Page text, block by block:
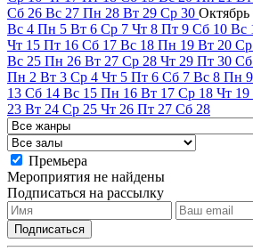
Сб 26 Вс 27 Пн 28 Вт 29 Ср 30 Октябрь
Вс 4 Пн 5 Вт 6 Ср 7 Чт 8 Пт 9 Сб 10 Вс
Чт 15 Пт 16 Сб 17 Вс 18 Пн 19 Вт 20 Ср
Вс 25 Пн 26 Вт 27 Ср 28 Чт 29 Пт 30 Сб
Пн 2 Вт 3 Ср 4 Чт 5 Пт 6 Сб 7 Вс 8 Пн 9
13 Сб 14 Вс 15 Пн 16 Вт 17 Ср 18 Чт 19
23 Вт 24 Ср 25 Чт 26 Пт 27 Сб 28
Премьера
Мероприятия не найдены
Подписаться на рассылку